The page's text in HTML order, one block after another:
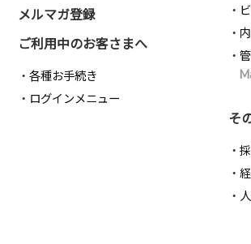
メルマガ登録
ご利用中のお客さまへ
各種お手続き
ログインメニュー
そ